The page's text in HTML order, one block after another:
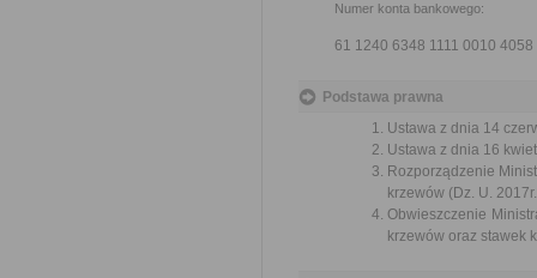
Numer konta bankowego:
61 1240 6348 1111 0010
Podstawa prawna
Ustawa z dnia 14
Ustawa z dnia 16
Rozporządzenie
krzewów (Dz. U.
Obwieszczenie
krzewów oraz stawek